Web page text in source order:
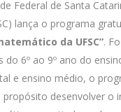
Federal de Santa
lança o programa
da UFSC”.
do 6º ao 9º ano do
e ensino médio, o
desenvolver o